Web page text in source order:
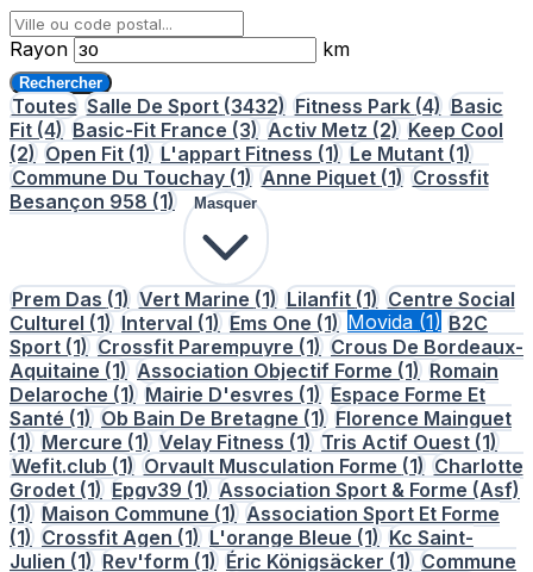
Rayon km
Rechercher
Toutes Salle De Sport (3432) Fitness Park (4) Basic
Fit (4) Basic-Fit France (3) Activ Metz (2) Keep Cool
(2) Open Fit (1) L'appart Fitness (1) Le Mutant (1)
Commune Du Touchay (1) Anne Piquet (1) Crossfit
Besançon 958 (1) Masquer
Prem Das (1) Vert Marine (1) Lilanfit (1) Centre Social
Culturel (1) Interval (1) Ems One (1) Movida (1) B2C
Sport (1) Crossfit Parempuyre (1) Crous De Bordeaux-
Aquitaine (1) Association Objectif Forme (1) Romain
Delaroche (1) Mairie D'esvres (1) Espace Forme Et
Santé (1) Ob Bain De Bretagne (1) Florence Mainguet
(1) Mercure (1) Velay Fitness (1) Tris Actif Ouest (1)
Wefit.club (1) Orvault Musculation Forme (1) Charlotte
Grodet (1) Epgv39 (1) Association Sport & Forme (Asf)
(1) Maison Commune (1) Association Sport Et Forme
(1) Crossfit Agen (1) L'orange Bleue (1) Kc Saint-
Julien (1) Rev'form (1) Éric Königsäcker (1) Commune